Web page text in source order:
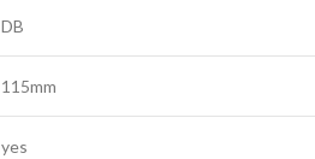
DB
115mm
yes